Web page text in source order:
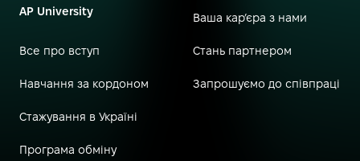
AP University
Все про вступ
Навчання за кордоном
Стажування в Україні
Програма обміну
Ваша кар’єра з нами
Стань партнером
Запрошуємо до співпраці